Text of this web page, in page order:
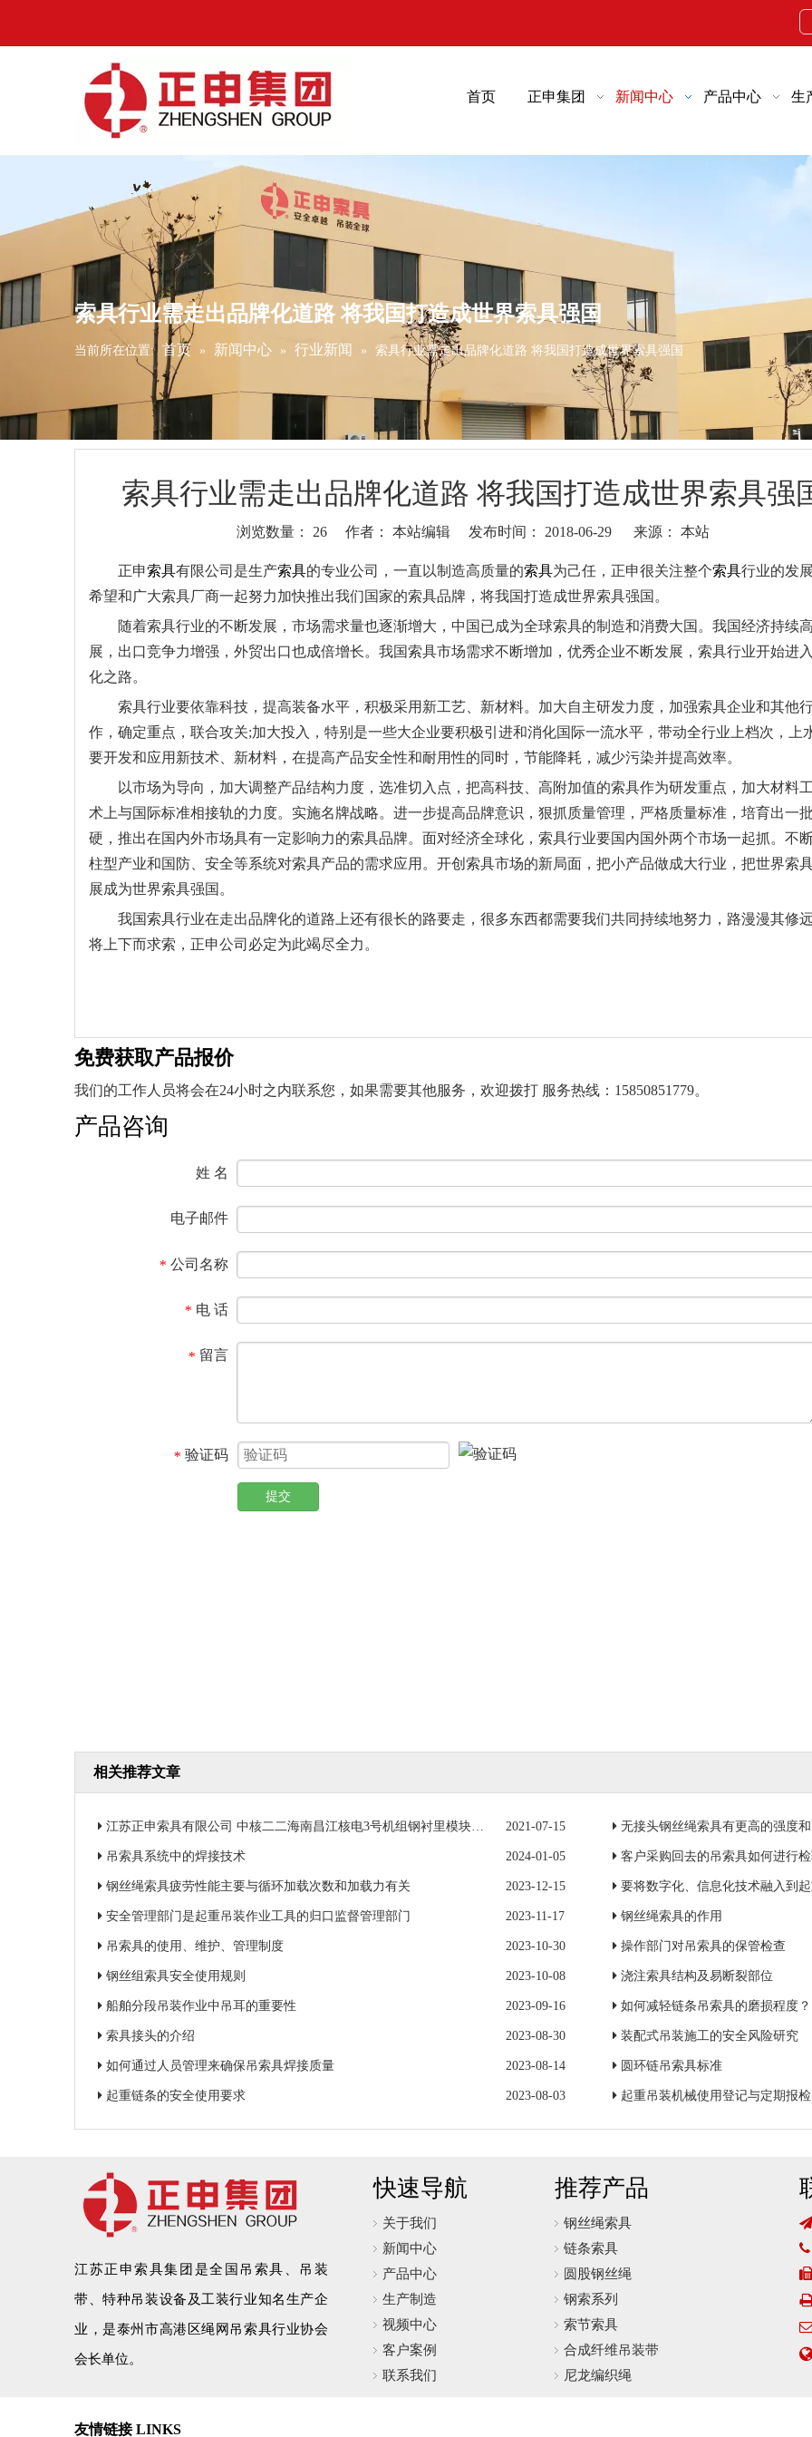
首页 正申集团 新闻中心 产品中心 生
索具行业需走出品牌化道路 将我国打造成世界索具强国
当前所在位置: 首页 » 新闻中心 » 行业新闻 » 索具行业需走出品牌化道路 将我国打造成世界索具强国
索具行业需走出品牌化道路 将我国打造成世界索具强
浏览数量： 26 作者： 本站编辑 发布时间： 2018-06-29 来源： 本站
["wechat","weibo","qzone","douban","email"]
正申索具有限公司是生产索具的专业公司，一直以制造高质量的索具为己任，正申很关注整个索具行业的发
希望和广大索具厂商一起努力加快推出我们国家的索具品牌，将我国打造成世界索具强国。
随着索具行业的不断发展，市场需求量也逐渐增大，中国已成为全球索具的制造和消费大国。我国经济持续
展，出口竞争力增强，外贸出口也成倍增长。我国索具市场需求不断增加，优秀企业不断发展，索具行业开始进
化之路。
索具行业要依靠科技，提高装备水平，积极采用新工艺、新材料。加大自主研发力度，加强索具企业和其他
作，确定重点，联合攻关;加大投入，特别是一些大企业要积极引进和消化国际一流水平，带动全行业上档次，上
要开发和应用新技术、新材料，在提高产品安全性和耐用性的同时，节能降耗，减少污染并提高效率。
以市场为导向，加大调整产品结构力度，选准切入点，把高科技、高附加值的索具作为研发重点，加大材料
术上与国际标准相接轨的力度。实施名牌战略。进一步提高品牌意识，狠抓质量管理，严格质量标准，培育出一
硬，推出在国内外市场具有一定影响力的索具品牌。面对经济全球化，索具行业要国内国外两个市场一起抓。不
柱型产业和国防、安全等系统对索具产品的需求应用。开创索具市场的新局面，把小产品做成大行业，把世界索
展成为世界索具强国。
我国索具行业在走出品牌化的道路上还有很长的路要走，很多东西都需要我们共同持续地努力，路漫漫其修
将上下而求索，正申公司必定为此竭尽全力。
免费获取产品报价
我们的工作人员将会在24小时之内联系您，如果需要其他服务，欢迎拨打 服务热线：15850851779。
产品咨询
姓 名
电子邮件
* 公司名称
* 电 话
* 留言
* 验证码
提交
相关推荐文章
江苏正申索具有限公司 中核二二海南昌江核电3号机组钢衬里模块一成功吊装 2021-07-15 无接头钢丝绳索具有更高的强度
吊索具系统中的焊接技术 2024-01-05 客户采购回去的吊索具如何进行
钢丝绳索具疲劳性能主要与循环加载次数和加载力有关 2023-12-15 要将数字化、信息化技术融入到
安全管理部门是起重吊装作业工具的归口监督管理部门 2023-11-17 钢丝绳索具的作用
吊索具的使用、维护、管理制度 2023-10-30 操作部门对吊索具的保管检查
钢丝组索具安全使用规则 2023-10-08 浇注索具结构及易断裂部位
船舶分段吊装作业中吊耳的重要性 2023-09-16 如何减轻链条吊索具的磨损程度？
索具接头的介绍 2023-08-30 装配式吊装施工的安全风险研究
如何通过人员管理来确保吊索具焊接质量 2023-08-14 圆环链吊索具标准
起重链条的安全使用要求 2023-08-03 起重吊装机械使用登记与定期报检
江苏正申索具集团是全国吊索具、吊装
带、特种吊装设备及工装行业知名生产企
业，是泰州市高港区绳网吊索具行业协会
会长单位。
快速导航
关于我们
新闻中心
产品中心
生产制造
视频中心
客户案例
联系我们
推荐产品
钢丝绳索具
链条索具
圆股钢丝绳
钢索系列
索节索具
合成纤维吊装带
尼龙编织绳





友情链接 LINKS